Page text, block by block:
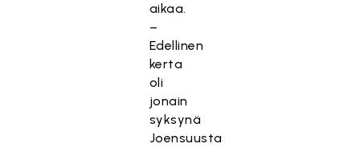
aikaa.
–
Edellinen
kerta
oli
jonain
syksynä
Joensuusta